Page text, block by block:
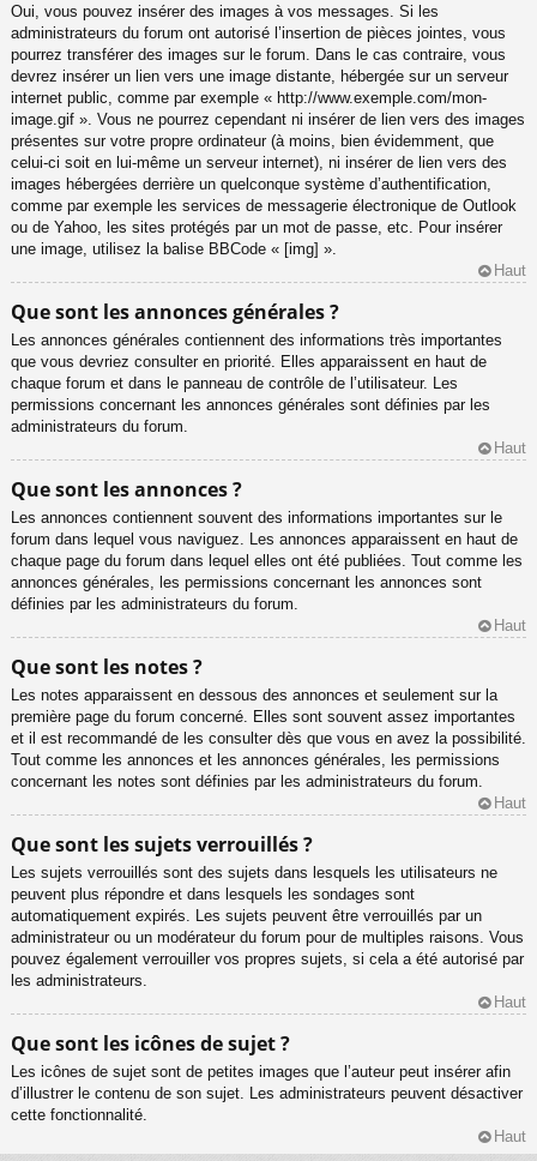
Oui, vous pouvez insérer des images à vos messages. Si les
administrateurs du forum ont autorisé l’insertion de pièces jointes, vous
pourrez transférer des images sur le forum. Dans le cas contraire, vous
devrez insérer un lien vers une image distante, hébergée sur un serveur
internet public, comme par exemple « http://www.exemple.com/mon-
image.gif ». Vous ne pourrez cependant ni insérer de lien vers des images
présentes sur votre propre ordinateur (à moins, bien évidemment, que
celui-ci soit en lui-même un serveur internet), ni insérer de lien vers des
images hébergées derrière un quelconque système d’authentification,
comme par exemple les services de messagerie électronique de Outlook
ou de Yahoo, les sites protégés par un mot de passe, etc. Pour insérer
une image, utilisez la balise BBCode « [img] ».
Haut
Que sont les annonces générales ?
Les annonces générales contiennent des informations très importantes
que vous devriez consulter en priorité. Elles apparaissent en haut de
chaque forum et dans le panneau de contrôle de l’utilisateur. Les
permissions concernant les annonces générales sont définies par les
administrateurs du forum.
Haut
Que sont les annonces ?
Les annonces contiennent souvent des informations importantes sur le
forum dans lequel vous naviguez. Les annonces apparaissent en haut de
chaque page du forum dans lequel elles ont été publiées. Tout comme les
annonces générales, les permissions concernant les annonces sont
définies par les administrateurs du forum.
Haut
Que sont les notes ?
Les notes apparaissent en dessous des annonces et seulement sur la
première page du forum concerné. Elles sont souvent assez importantes
et il est recommandé de les consulter dès que vous en avez la possibilité.
Tout comme les annonces et les annonces générales, les permissions
concernant les notes sont définies par les administrateurs du forum.
Haut
Que sont les sujets verrouillés ?
Les sujets verrouillés sont des sujets dans lesquels les utilisateurs ne
peuvent plus répondre et dans lesquels les sondages sont
automatiquement expirés. Les sujets peuvent être verrouillés par un
administrateur ou un modérateur du forum pour de multiples raisons. Vous
pouvez également verrouiller vos propres sujets, si cela a été autorisé par
les administrateurs.
Haut
Que sont les icônes de sujet ?
Les icônes de sujet sont de petites images que l’auteur peut insérer afin
d’illustrer le contenu de son sujet. Les administrateurs peuvent désactiver
cette fonctionnalité.
Haut